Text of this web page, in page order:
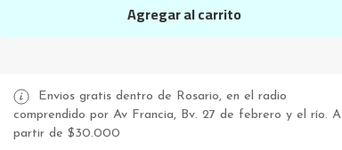
Agregar al carrito
Envios gratis dentro de Rosario, en el radio
comprendido por Av Francia, Bv. 27 de febrero y el río. A
partir de $30.000